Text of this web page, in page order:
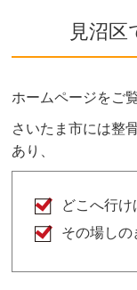
ご希望や症
が、痛みを
ボキボキが
見沼区
ホームページをご
さいたま市には整
あり、
どこへ行
その場しの